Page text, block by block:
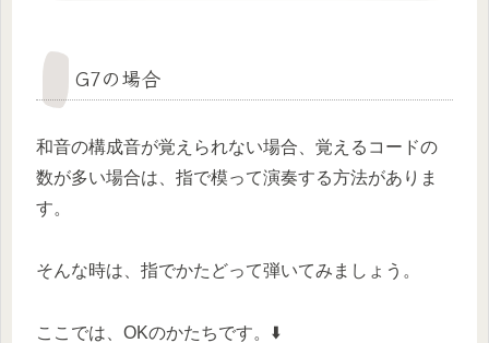
G7の場合
和音の構成音が覚えられない場合、覚えるコードの
数が多い場合は、指で模って演奏する方法がありま
す。
そんな時は、指でかたどって弾いてみましょう。
ここでは、OKのかたちです。⬇️